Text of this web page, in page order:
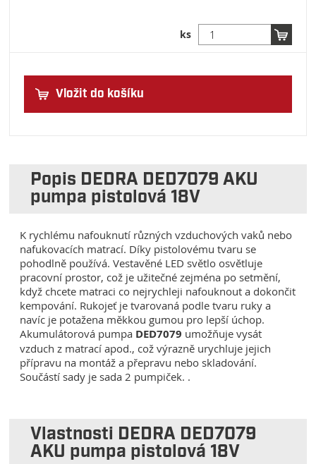
ks
Vložit do košíku
Popis DEDRA DED7079 AKU
pumpa pistolová 18V
K rychlému nafouknutí různých vzduchových vaků nebo
nafukovacích matrací. Díky pistolovému tvaru se
pohodlně používá. Vestavěné LED světlo osvětluje
pracovní prostor, což je užitečné zejména po setmění,
když chcete matraci co nejrychleji nafouknout a dokončit
kempování. Rukojeť je tvarovaná podle tvaru ruky a
navíc je potažena měkkou gumou pro lepší úchop.
Akumulátorová pumpa DED7079 umožňuje vysát
vzduch z matrací apod., což výrazně urychluje jejich
přípravu na montáž a přepravu nebo skladování.
Součástí sady je sada 2 pumpiček. .
Vlastnosti DEDRA DED7079
AKU pumpa pistolová 18V